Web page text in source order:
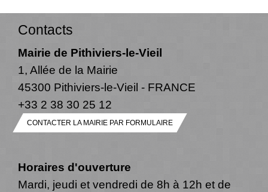
Contacts
Mairie de Pithiviers-le-Vieil
1, Allée de la Mairie
45300 Pithiviers-le-Vieil - FRANCE
+33 2 38 30 25 12
CONTACTER LA MAIRIE PAR FORMULAIRE
Horaires d'ouverture
Mardi, jeudi et vendredi de 8h à 12h et de